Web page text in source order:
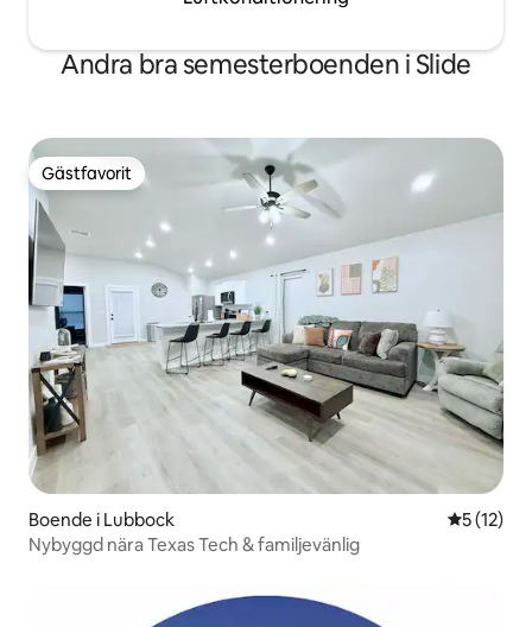
Andra bra semesterboenden i Slide
Gästfavorit
Gästfavorit
Boende i Lubbock 5 av 5 i
5 (12)
Nybyggd nära Texas Tech & familjevänlig